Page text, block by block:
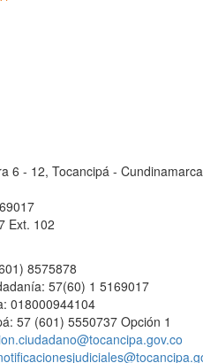
6 - 12, Tocancipá -
Ext. 102
8575878
57(60) 1 5169017
018000944104
57 (601) 5550737 Opción 1